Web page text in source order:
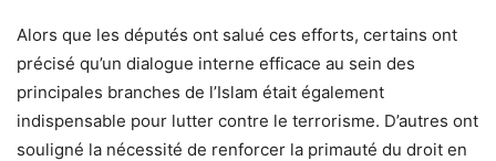
Alors que les députés ont salué ces efforts, certains ont
précisé qu’un dialogue interne efficace au sein des
principales branches de l’Islam était également
indispensable pour lutter contre le terrorisme. D’autres ont
souligné la nécessité de renforcer la primauté du droit en